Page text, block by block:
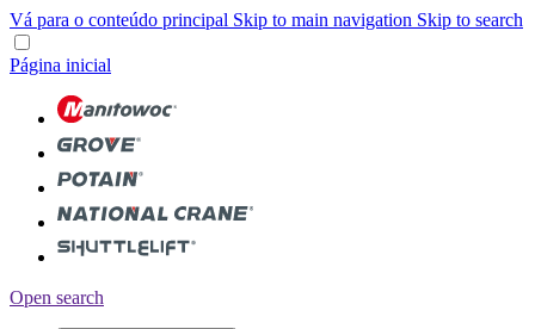
Vá para o conteúdo principal Skip to main navigation Skip to search
Página inicial
Open search